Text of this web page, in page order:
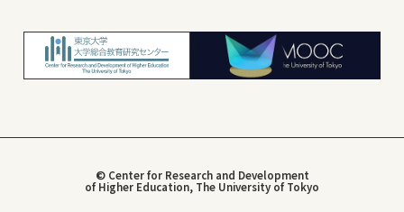
© Center for Research and Development
of Higher Education, The University of Tokyo